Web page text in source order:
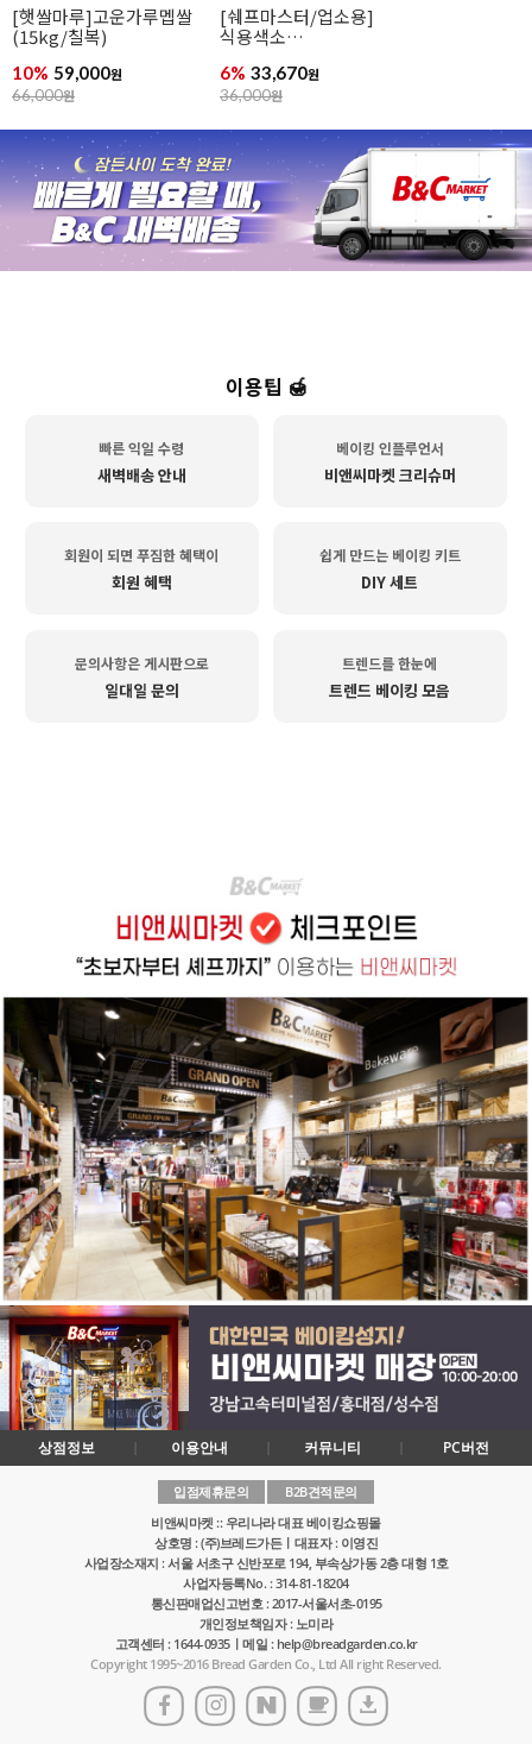
이용팁 🍯
빠른 익일 수령
새벽배송 안내
베이킹 인플루언서
비앤씨마켓 크리슈머
회원이 되면 푸짐한 혜택이
회원 혜택
쉽게 만드는 베이킹 키트
DIY 세트
문의사항은 게시판으로
일대일 문의
트렌드를 한눈에
트렌드 베이킹 모음
상점정보 이용안내 커뮤니티 PC버전
입점제휴문의
B2B견적문의
비앤씨마켓 :: 우리나라 대표 베이킹쇼핑몰
상호명 : (주)브레드가든ㅣ대표자 : 이영진
사업장소재지 : 서울 서초구 신반포로 194, 부속상가동 2층 대형 1호
사업자등록No. : 314-81-18204
통신판매업신고번호 : 2017-서울서초-0195
개인정보책임자 : 노미라
고객센터 : 1644-0935ㅣ메일 : help@breadgarden.co.kr
Copyright 1995~2016 Bread Garden Co., Ltd All right Reserved.